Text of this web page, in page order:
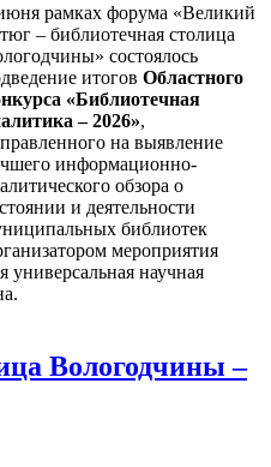
рамках форума «Великий
– библиотечная столица
состоялось
итогов Областного
«Библиотечная
– 2026»,
на выявление
информационно-
обзора о
и деятельности
библиотек
мероприятия
универсальная научная
Вологодчины –